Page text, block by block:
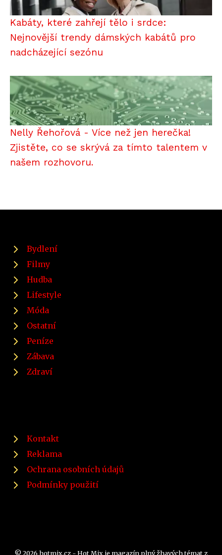
Kabáty, které zahřejí tělo i srdce:
Nejnovější trendy dámských kabátů pro
nadcházející sezónu
Nelly Řehořová - Více než jen herečka!
Zjistěte, co se skrývá za tímto talentem v
našem rozhovoru.
Bydlení
Filmy
Hudba
Lifestyle
Móda
Ostatní
Peníze
Zábava
Zdraví
Kontakt
Reklama
Ochrana osobních údajů
Podmínky použití
© 2026 hotmix.cz - Hot Mix je magazín plný žhavých témat z